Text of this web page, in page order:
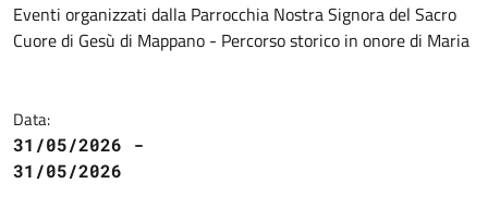
Eventi organizzati dalla Parrocchia Nostra Signora del Sacro
Cuore di Gesù di Mappano - Percorso storico in onore di Maria
Data:
31/05/2026 -
31/05/2026